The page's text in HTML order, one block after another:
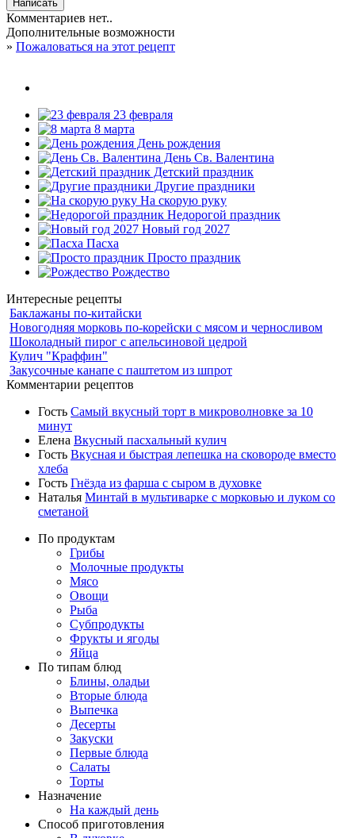
Комментариев нет..
Дополнительные возможности
» Пожаловаться на этот рецепт
23 февраля
8 марта
День рождения
День Св. Валентина
Детский праздник
Другие праздники
На скорую руку
Недорогой праздник
Новый год 2027
Пасха
Просто праздник
Рождество
Интересные рецепты
Баклажаны по-китайски
Новогодняя морковь по-корейски с мясом и черносливом
Шоколадный пирог с апельсиновой цедрой
Кулич "Краффин"
Закусочные канапе с паштетом из шпрот
Комментарии рецептов
Гость Самый вкусный торт в микроволновке за 10
минут
Елена Вкусный пасхальный кулич
Гость Вкусная и быстрая лепешка на сковороде вместо
хлеба
Гость Гнёзда из фарша с сыром в духовке
Наталья Минтай в мультиварке с морковью и луком со
сметаной
По продуктам
Грибы
Молочные продукты
Мясо
Овощи
Рыба
Субпродукты
Фрукты и ягоды
Яйца
По типам блюд
Блины, оладьи
Вторые блюда
Выпечка
Десерты
Закуски
Первые блюда
Салаты
Торты
Назначение
На каждый день
Способ приготовления